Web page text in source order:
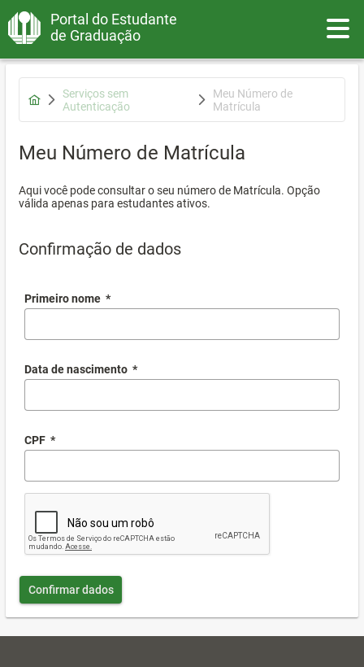
Portal do Estudante
de Graduação
Serviços sem
Autenticação
Meu Número de
Matrícula
Meu Número de Matrícula
Aqui você pode consultar o seu número de Matrícula. Opção
válida apenas para estudantes ativos.
Confirmação de dados
Primeiro nome *
Data de nascimento *
CPF *
Confirmar dados